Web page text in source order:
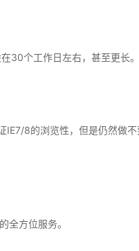
30个工作日左右，甚至更长。
8的浏览性，但是仍然做
全方位服务。